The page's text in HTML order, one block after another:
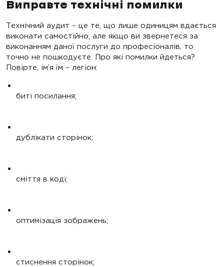
Виправте технічні помилки
Технічний аудит – це те, що лише одиницям вдається
виконати самостійно, але якщо ви звернетеся за
виконанням даної послуги до професіоналів, то
точно не пошкодуєте. Про які помилки йдеться?
Повірте, ім’я їм – легіон:
биті посилання;
дублікати сторінок;
сміття в коді;
оптимізація зображень;
стиснення сторінок;